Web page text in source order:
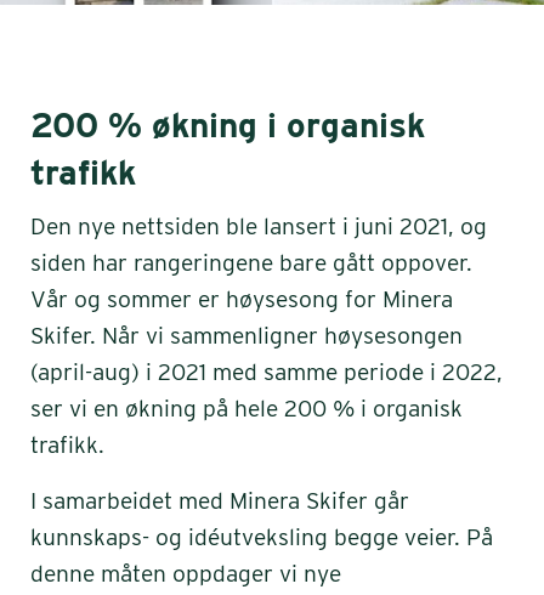
200 % økning i organisk
trafikk
Den nye nettsiden ble lansert i juni 2021, og
siden har rangeringene bare gått oppover.
Vår og sommer er høysesong for Minera
Skifer. Når vi sammenligner høysesongen
(april-aug) i 2021 med samme periode i 2022,
ser vi en økning på hele 200 % i organisk
trafikk.
I samarbeidet med Minera Skifer går
kunnskaps- og idéutveksling begge veier. På
denne måten oppdager vi nye